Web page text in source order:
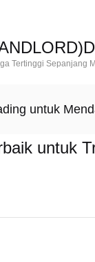
Tertinggi Sepanjang
untuk
untuk